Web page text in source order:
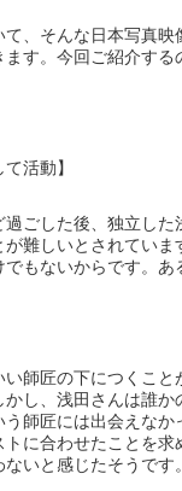
、そんな日本写真
す。今回ご紹介する
活動】
ごした後、独立し
難しいとされてい
もないからです。あ
師匠の下につくこ
し、浅田さんは誰
師匠には出会えな
に合わせたことを
いと感じたそうです。